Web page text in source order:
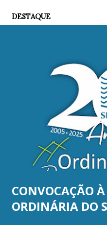
DESTAQUE
CONVOCAÇÃO
ORDINÁRIA DO